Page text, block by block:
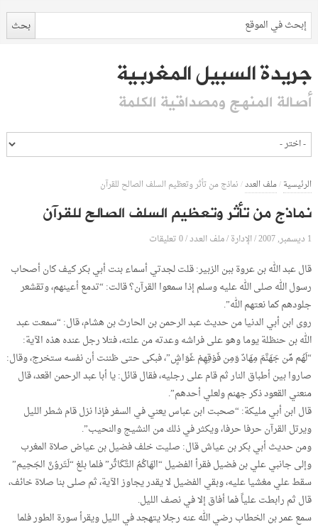
جريدة السبيل المغربية
أصالة المنهج ومصداقية الكلمة
الرئيسية/ملف العدد/نماذج من تأثر وتعظيم السلف الصالح للقرآن
نماذج من تأثر وتعظيم السلف الصالح للقرآن
1 ديسمبر, 2007 /الإدارة/ملف العدد/0 تعليقات
قال عبد الله بن عروة ببن الزبير: قلت لجدتي أسماء بنت أبي بكر كيف كان أصحاب
رسول الله صلى الله عليه وسلم إذا سمعوا القرآن؟ قالت: “تدمع أعينهم، وتقشعر
جلودهم كما نعتهم الله”.
روى ابن أبي الدنيا من حديث عبد الرحمن بن الحارث بن هشام، قال: “سمعت عبد
الله بن حنظلة يوما وهو على فراشه وعدته من علته، فتلا رجل عنده هذه الآية:
“لَهُم مِّن جَهَنَّمَ مِهَادٌ وَمِن فَوْقِهِمْ غَوَاشٍ”، فبكى حتى ظننت أن نفسه ستخرج، وقال:
صاروا بين أطباق النار ثم قام على رجليه، فقال قائل: يا أبا عبد الرحمن اقعد، قال
منعني القعود ذكر جهنم ولعلي أحدهم”.
قال ابن أبي مليكة: “صحبت ابن عباس يعني في السفر فإذا نزل قام شطر الليل
ويرتل القرآن حرفا حرفا، ويكثر في ذلك من النشيج والنحيب”.
ومن حديث أبي بكر بن عياش قال: صليت خلف فضيل بن عياض صلاة المغرب
وإلى جانبي علي بن فضيل فقرأ الفضيل “الهَاكُمُ التَّكَاثُر” فلما بلغ “لَتَروُنَّ الجَحِيم”
سقط علي مغشيا عليه، وبقي الفضيل لا يقدر يجاوز الآية، ثم صلى بنا صلاة خائف،
قال ثم رابطت علياً فما أفاق إلا في نصف الليل.
سمع عمر بن الخطاب رضي الله عنه رجلا يتهجد في الليل ويقرأ سورة الطور فلما